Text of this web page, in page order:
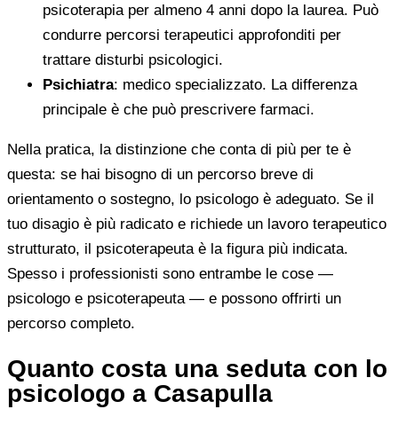
psicoterapia per almeno 4 anni dopo la laurea. Può
condurre percorsi terapeutici approfonditi per
trattare disturbi psicologici.
Psichiatra: medico specializzato. La differenza
principale è che può prescrivere farmaci.
Nella pratica, la distinzione che conta di più per te è
questa: se hai bisogno di un percorso breve di
orientamento o sostegno, lo psicologo è adeguato. Se il
tuo disagio è più radicato e richiede un lavoro terapeutico
strutturato, il psicoterapeuta è la figura più indicata.
Spesso i professionisti sono entrambe le cose —
psicologo e psicoterapeuta — e possono offrirti un
percorso completo.
Quanto costa una seduta con lo
psicologo a Casapulla